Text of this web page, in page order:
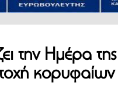
την Ημέρα